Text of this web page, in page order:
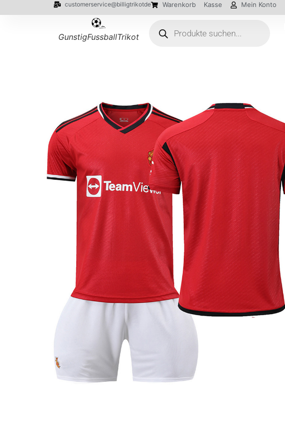
customerservice@billigtrikotde Warenkorb Kasse Mein Konto
GunstigFussballTrikot